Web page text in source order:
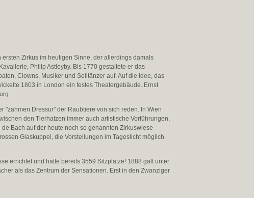
Zirkus im heutigen Sinne, der allerdings damals
Philip Astleyby. Bis 1770 gestaltete er das
Clowns, Musiker und Seiltänzer auf. Auf die Idee, das
1803 in London ein festes Theatergebäude. Ernst
"zahmen Dressur" der Raubtiere von sich reden. In Wien
den Tierhatzen immer auch artistische Vorführungen,
Bach auf der heute noch so genannten Zirkuswiese
Glaskuppel, die Vorstellungen im Tageslicht möglich
errichtet und hatte bereits 3559 Sitzplätze! 1888 galt unter
als das Zentrum der Sensationen. Erst in den Zwanziger